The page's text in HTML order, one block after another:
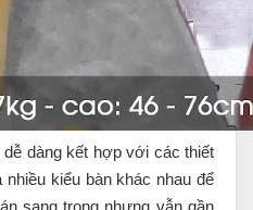
dàng kết hợp với các thiết
kiểu bàn khác nhau để
sang trọng nhưng vẫn gần